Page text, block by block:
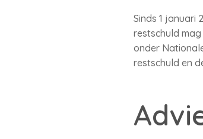
Sinds 1 januari
restschuld
onder
restschuld en